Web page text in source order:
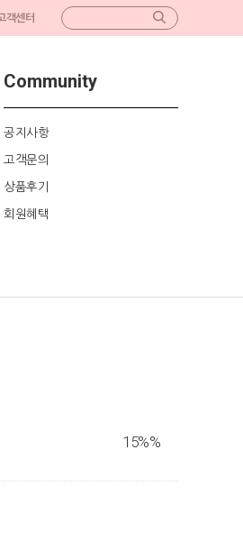
객센터
Community
공지사항
고객문의
상품후기
회원혜택
15%%